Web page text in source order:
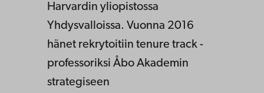
Harvardin yliopistossa
Yhdysvalloissa. Vuonna 2016
hänet rekrytoitiin tenure track -
professoriksi Åbo Akademin
strategiseen